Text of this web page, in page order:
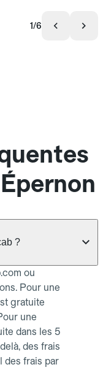
1/6
?
ou
Pour une
gratuite
une
dans les 5
des frais
des frais par